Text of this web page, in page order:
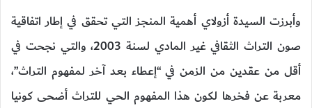
وأبرزت السيدة أزولاي أهمية المنجز التي تحقق في إطار اتفاقية
صون التراث الثقافي غير المادي لسنة 2003، والتي نجحت في
أقل من عقدين من الزمن في “إعطاء بعد آخر لمفهوم التراث”،
معربة عن فخرها لكون هذا المفهوم الحي للتراث أضحى كونيا